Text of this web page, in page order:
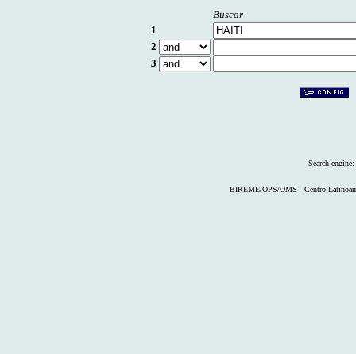
Buscar
1
2
3
Search engine:
BIREME/OPS/OMS - Centro